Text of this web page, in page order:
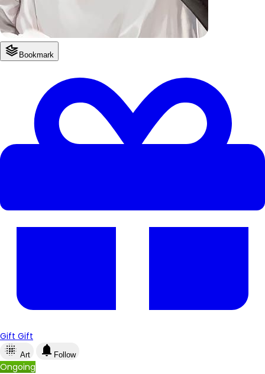
Bookmark
Gift Gift
lens_blur Art notifications Follow
Ongoing